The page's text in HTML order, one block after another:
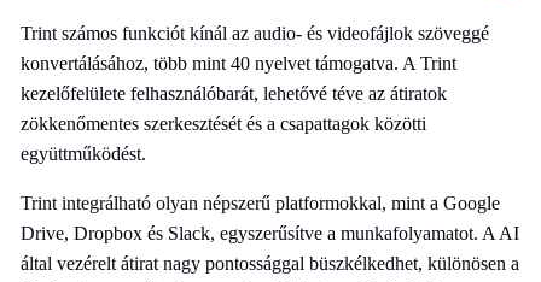
Trint számos funkciót kínál az audio- és videofájlok szöveggé
konvertálásához, több mint 40 nyelvet támogatva. A Trint
kezelőfelülete felhasználóbarát, lehetővé téve az átiratok
zökkenőmentes szerkesztését és a csapattagok közötti
együttműködést.
Trint integrálható olyan népszerű platformokkal, mint a Google
Drive, Dropbox és Slack, egyszerűsítve a munkafolyamatot. A AI
által vezérelt átirat nagy pontossággal büszkélkedhet, különösen a